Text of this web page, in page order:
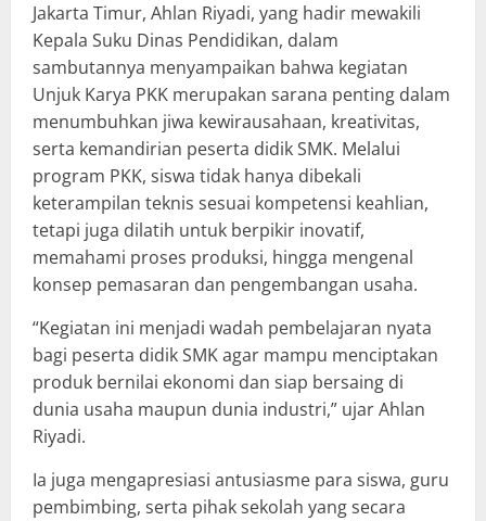
Jakarta Timur, Ahlan Riyadi, yang hadir mewakili
Kepala Suku Dinas Pendidikan, dalam
sambutannya menyampaikan bahwa kegiatan
Unjuk Karya PKK merupakan sarana penting dalam
menumbuhkan jiwa kewirausahaan, kreativitas,
serta kemandirian peserta didik SMK. Melalui
program PKK, siswa tidak hanya dibekali
keterampilan teknis sesuai kompetensi keahlian,
tetapi juga dilatih untuk berpikir inovatif,
memahami proses produksi, hingga mengenal
konsep pemasaran dan pengembangan usaha.
“Kegiatan ini menjadi wadah pembelajaran nyata
bagi peserta didik SMK agar mampu menciptakan
produk bernilai ekonomi dan siap bersaing di
dunia usaha maupun dunia industri,” ujar Ahlan
Riyadi.
Ia juga mengapresiasi antusiasme para siswa, guru
pembimbing, serta pihak sekolah yang secara